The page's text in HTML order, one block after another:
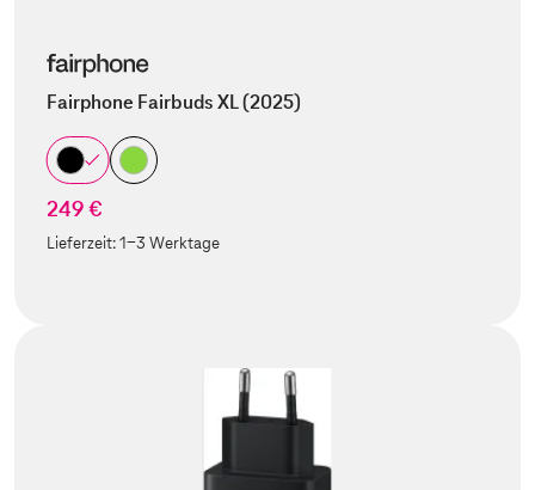
Fairphone Fairbuds XL (2025)
249 €
Lieferzeit:1-3 Werktage